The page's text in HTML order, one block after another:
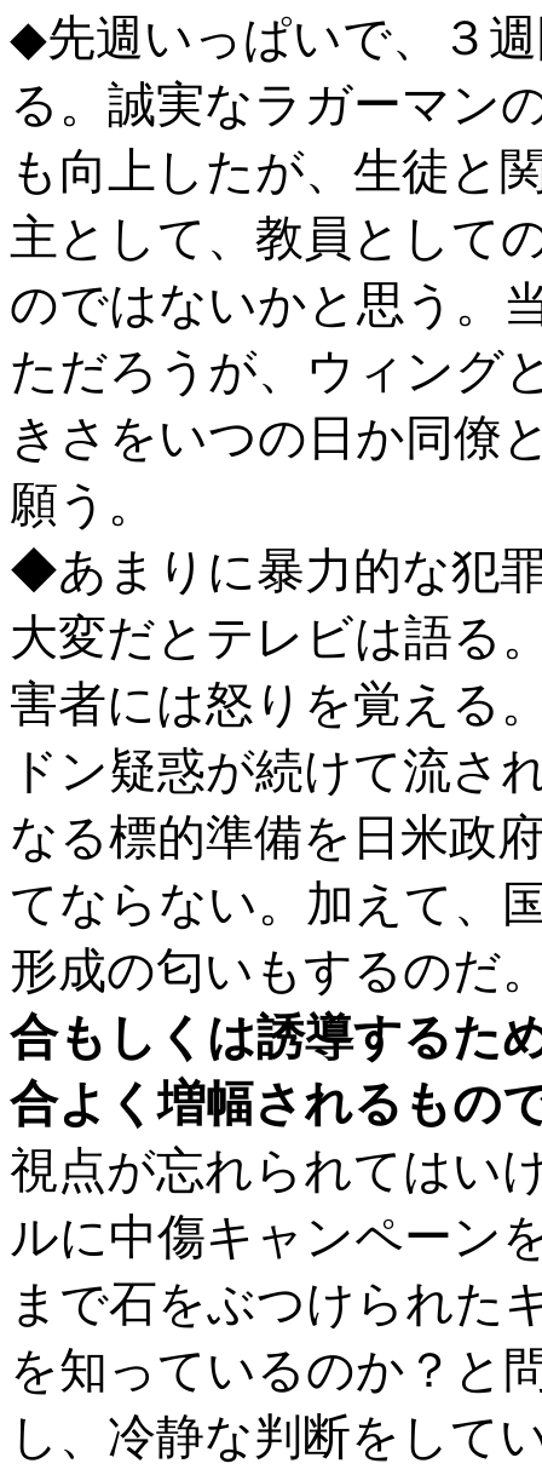
◆先週いっぱいで、３
る。誠実なラガーマン
も向上したが、生徒と
主として、教員として
のではないかと思う。
ただろうが、ウィング
きさをいつの日か同僚
願う。
◆あまりに暴力的な犯
大変だとテレビは語る
害者には怒りを覚える
ドン疑惑が続けて流さ
なる標的準備を日米政
てならない。加えて、
形成の匂いもするのだ
合もしくは誘導するた
合よく増幅されるもの
視点が忘れられてはい
ルに中傷キャンペーン
まで石をぶつけられた
を知っているのか？と
し、冷静な判断をして